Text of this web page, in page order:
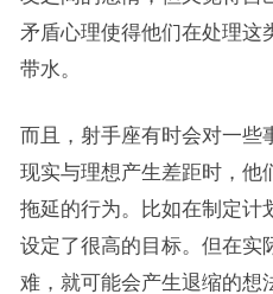
矛盾心理使得他们在处理这
带水。
而且，射手座有时会对一些
现实与理想产生差距时，他
拖延的行为。比如在制定计
设定了很高的目标。但在实
难，就可能会产生退缩的想